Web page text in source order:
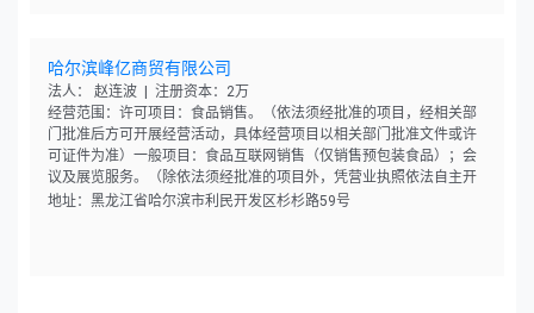
哈尔滨峰亿商贸有限公司
法人： 赵连波 | 注册资本：2万
经营范围：许可项目：食品销售。（依法须经批准的项目，经相关部
门批准后方可开展经营活动，具体经营项目以相关部门批准文件或许
可证件为准）一般项目：食品互联网销售（仅销售预包装食品）；会
议及展览服务。（除依法须经批准的项目外，凭营业执照依法自主开
展经营活动）
地址：黑龙江省哈尔滨市利民开发区杉杉路59号